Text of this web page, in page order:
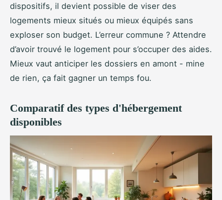
dispositifs, il devient possible de viser des
logements mieux situés ou mieux équipés sans
exploser son budget. L’erreur commune ? Attendre
d’avoir trouvé le logement pour s’occuper des aides.
Mieux vaut anticiper les dossiers en amont - mine
de rien, ça fait gagner un temps fou.
Comparatif des types d'hébergement
disponibles